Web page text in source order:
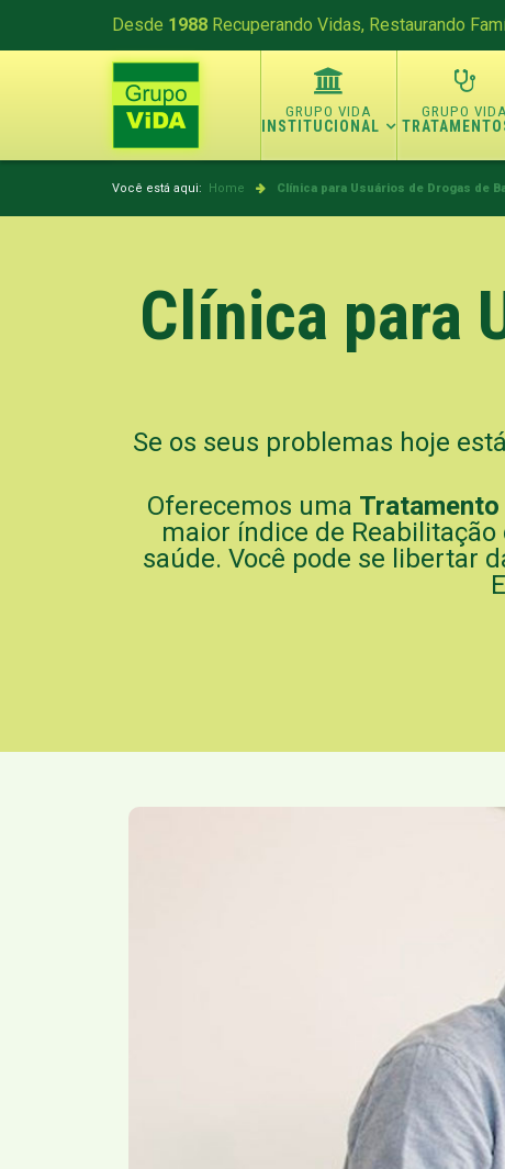
Desde 1988 Recuperando Vidas, Restaurando
INSTITUCIONAL
Você está aqui: Home Clínica para Usuários de Drogas de
Clínica para
Se os seus problemas hoje
Oferecemos uma
maior índice de
saúde. Você pode se libertar